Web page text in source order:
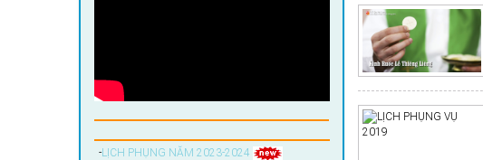
-LỊCH PHỤNG NĂM 2023-2024